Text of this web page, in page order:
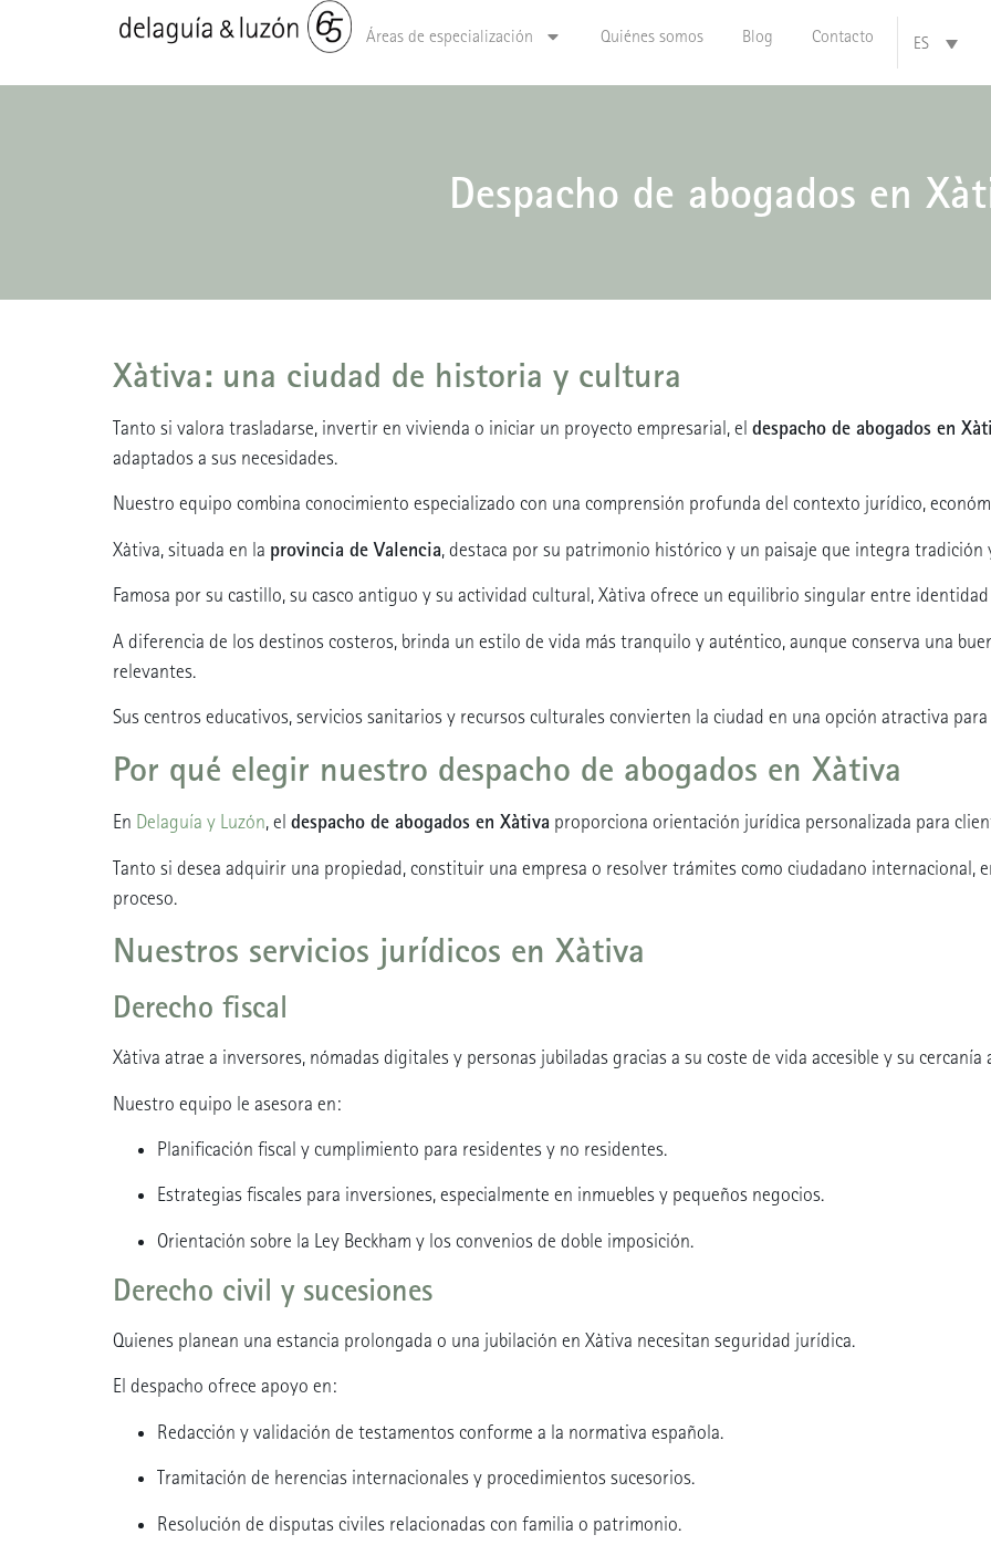
Áreas de especialización Quiénes somos Blog Contacto ES
Despacho de abogados en
Xàtiva: una ciudad de historia y cultura
Tanto si valora trasladarse, invertir en vivienda o iniciar un proyecto empresarial, el despacho de abogados en
adaptados a sus necesidades.
Nuestro equipo combina conocimiento especializado con una comprensión profunda del contexto jurídico,
Xàtiva, situada en la provincia de Valencia, destaca por su patrimonio histórico y un paisaje que integra
Famosa por su castillo, su casco antiguo y su actividad cultural, Xàtiva ofrece un equilibrio singular entre
A diferencia de los destinos costeros, brinda un estilo de vida más tranquilo y auténtico, aunque conserva una
relevantes.
Sus centros educativos, servicios sanitarios y recursos culturales convierten la ciudad en una opción atractiva
Por qué elegir nuestro despacho de abogados en Xàtiva
En Delaguía y Luzón, el despacho de abogados en Xàtiva proporciona orientación jurídica personalizada para
Tanto si desea adquirir una propiedad, constituir una empresa o resolver trámites como ciudadano internacional,
proceso.
Nuestros servicios jurídicos en Xàtiva
Derecho fiscal
Xàtiva atrae a inversores, nómadas digitales y personas jubiladas gracias a su coste de vida accesible y su cercanía
Nuestro equipo le asesora en:
Planificación fiscal y cumplimiento para residentes y no residentes.
Estrategias fiscales para inversiones, especialmente en inmuebles y pequeños negocios.
Orientación sobre la Ley Beckham y los convenios de doble imposición.
Derecho civil y sucesiones
Quienes planean una estancia prolongada o una jubilación en Xàtiva necesitan seguridad jurídica.
El despacho ofrece apoyo en:
Redacción y validación de testamentos conforme a la normativa española.
Tramitación de herencias internacionales y procedimientos sucesorios.
Resolución de disputas civiles relacionadas con familia o patrimonio.